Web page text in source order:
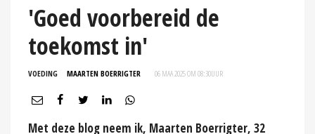
'Goed voorbereid de
toekomst in'
VOEDING MAARTEN BOERRIGTER 06 MAA 2025 OM 08:30UUR
Met deze blog neem ik, Maarten Boerrigter, 32